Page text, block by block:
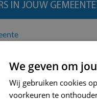
IN JOUW
We geven om
Wij gebruiken cookies
voorkeuren te